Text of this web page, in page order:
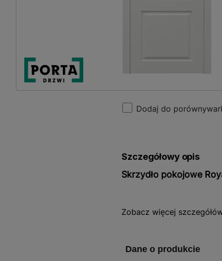
Dodaj do
Szczegółowy opis
Skrzydło pokojowe
Skrzydło pokojowe Royal
elegancję i nowoczesny
tylko piękne, ale także
Zobacz więcej